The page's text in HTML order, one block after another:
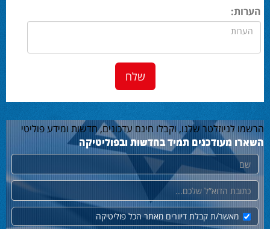
הערות:
הרשמו לניוזלטר שלנו, וקבלו חינם עדכונים, חדשות ומידע פוליטי
השארו מעודכנים תמיד בחדשות ובפוליטיקה
שם
דוא"ל
מאשר/ת קבלת דיוורים מאתר הכל פוליטיקה